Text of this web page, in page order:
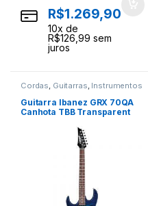
R$1.269,90
10x de
R$126,99 sem
juros
Cordas Guitarras Instrumentos
Musicais
Guitarra Ibanez GRX 70QA
Canhota TBB Transparent